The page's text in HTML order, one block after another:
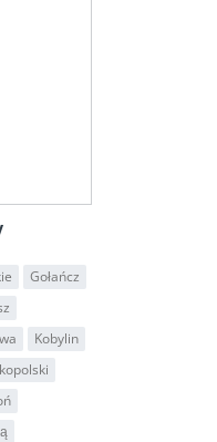
Gołańcz
Kobylin